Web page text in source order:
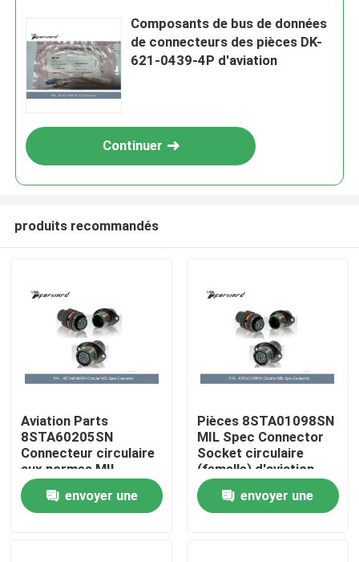
À la maison
Produits
Composants de bus de données
de connecteurs des pièces DK-
621-0439-4P d'aviation
Continuer
produits recommandés
Aviation Parts
8STA60205SN
Connecteur circulaire
aux normes MIL
(femelle)
envoyer une
Pièces 8STA01098SN
MIL Spec Connector
Socket circulaire
(femelle) d'aviation
envoyer une